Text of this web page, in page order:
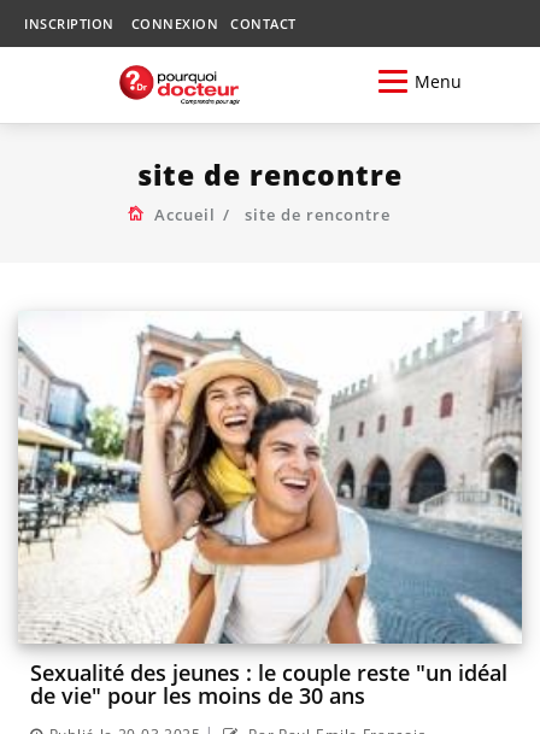
INSCRIPTION CONNEXION CONTACT
Menu
site de rencontre
Accueil site de rencontre
Sexualité des jeunes : le couple reste "un idéal
de vie" pour les moins de 30 ans